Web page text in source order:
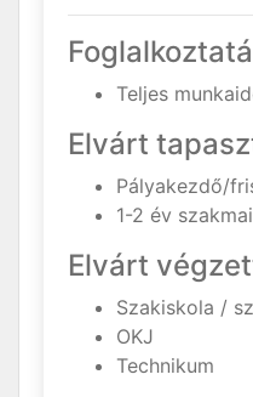
Teljes
Elvárt
Pályakezdő/
1-2 év
Elvárt
Szakiskola /
OKJ
Technikum